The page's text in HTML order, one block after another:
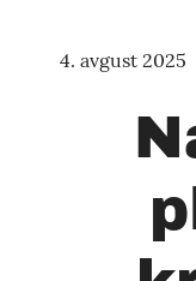
4. avgust 2025